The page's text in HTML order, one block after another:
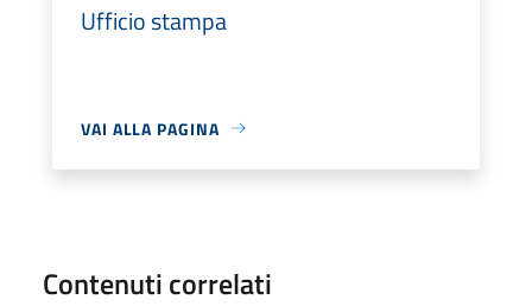
Ufficio stampa
VAI ALLA PAGINA
Contenuti correlati